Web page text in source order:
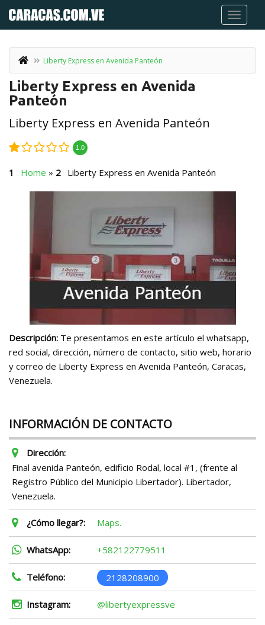
Liberty Express en Avenida Panteón
Liberty Express en Avenida
Panteón
Liberty Express en Avenida Panteón
1.0
Home » Liberty Express en Avenida Panteón
Descripción: Te presentamos en este artículo el whatsapp,
red social, dirección, número de contacto, sitio web, horario
y correo de Liberty Express en Avenida Panteón, Caracas,
Venezuela.
INFORMACIÓN DE CONTACTO
Dirección:
Final avenida Panteón, edificio Rodal, local #1, (frente al
Registro Público del Municipio Libertador). Libertador,
Venezuela.
¿Cómo llegar?: Maps.
WhatsApp: +582122779511
Teléfono: 2128208900
Instagram: @libertyexpressve